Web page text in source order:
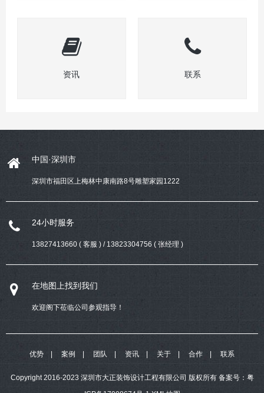
资讯 联系
中国·深圳市
深圳市福田区上梅林中康南路8号雕塑家园1222
24小时服务
13827413660 ( 客服 ) / 13823304756 ( 张经理 )
在地图上找到我们
欢迎阁下莅临公司参观指导！
优势 案例 团队 资讯 关于 合作 联系
Copyright 2016-2023 深圳市大正装饰设计工程有限公司 版权所有 备案号： 粤